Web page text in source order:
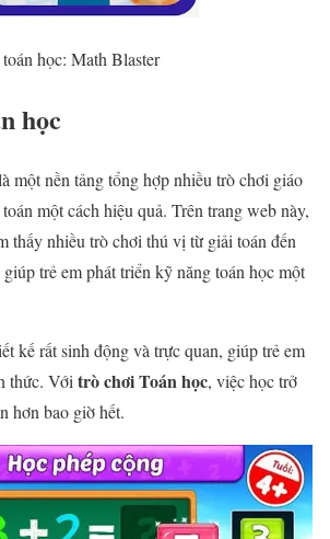
học: Math Blaster
học
một nền tảng tổng hợp nhiều trò chơi giáo
một cách hiệu quả. Trên trang web này,
thấy nhiều trò chơi thú vị từ giải toán đến
trẻ em phát triển kỹ năng toán học một
kế rất sinh động và trực quan, giúp trẻ em
thức. Vớitrò chơi Toán học, việc học trở
hơn bao giờ hết.